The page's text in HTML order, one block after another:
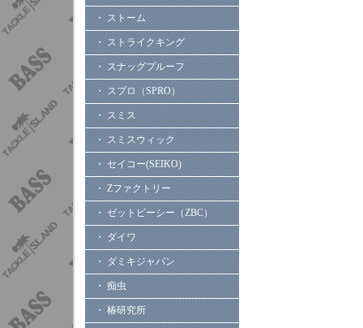
・ ストーム
・ ストライクキング
・ スナッグプルーフ
・ スプロ（SPRO）
・ スミス
・ スミスウィック
・ セイコー(SEIKO)
・ Zファクトリー
・ ゼットビーシー（ZBC）
・ ダイワ
・ ダミキジャパン
・ 痴虫
・ 椿研究所